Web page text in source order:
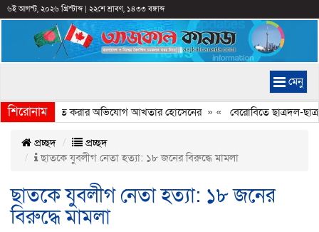
৬ই আগস্ট, ২০২৬ খ্রিস্টাব্দ| ২২শে শ্রাবণ, ১৪৩৩ বঙ্গাব্দ
মেনু
শিরোনাম
ইতিহাস বিকৃত করার অভিযোগ আখতার হোসেনের» « বেরোবিতে ছাত্রদল-
প্রচ্ছদ
প্রচ্ছদ
ছাতকে যুবলীগ নেতা হত্যা: ১৮ জনের বিরুদ্ধে মামলা
ছাতকে যুবলীগ নেতা হত্যা: ১৮ জনের
বিরুদ্ধে মামলা